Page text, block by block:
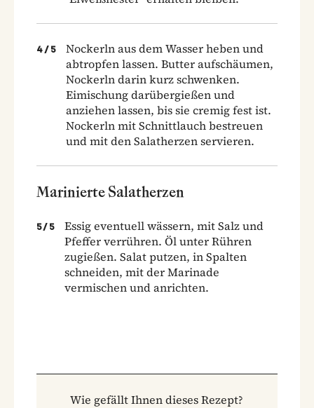
4 / 5
Nockerln aus dem Wasser heben und
abtropfen lassen. Butter aufschäumen,
Nockerln darin kurz schwenken.
Eimischung darübergießen und
anziehen lassen, bis sie cremig fest ist.
Nockerln mit Schnittlauch bestreuen
und mit den Salatherzen servieren.
Marinierte Salatherzen
5/ 5
Essig eventuell wässern, mit Salz und
Pfeffer verrühren. Öl unter Rühren
zugießen. Salat putzen, in Spalten
schneiden, mit der Marinade
vermischen und anrichten.
Wie gefällt Ihnen dieses Rezept?